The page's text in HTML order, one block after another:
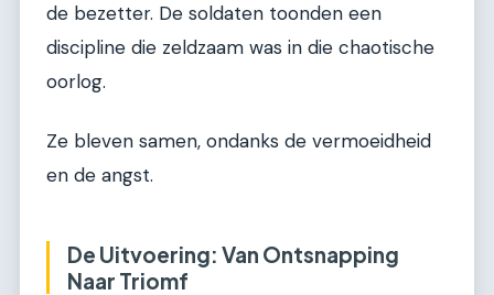
de bezetter. De soldaten toonden een
discipline die zeldzaam was in die chaotische
oorlog.
Ze bleven samen, ondanks de vermoeidheid
en de angst.
De Uitvoering: Van Ontsnapping
Naar Triomf